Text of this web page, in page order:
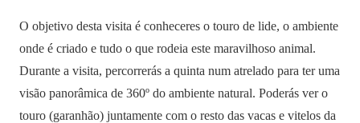
O objetivo desta visita é conheceres o touro de lide, o ambiente
onde é criado e tudo o que rodeia este maravilhoso animal.
Durante a visita, percorrerás a quinta num atrelado para ter uma
visão panorâmica de 360º do ambiente natural. Poderás ver o
touro (garanhão) juntamente com o resto das vacas e vitelos da